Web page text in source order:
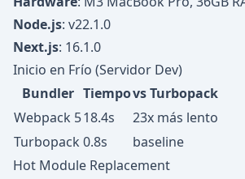
Node.js: v22.1.0
Next.js: 16.1.0
Inicio en Frío (Servidor Dev)
Bundler Tiempovs Turbopack
Webpack 518.4s
23x más lento
Turbopack 0.8s
baseline
Hot Module Replacement